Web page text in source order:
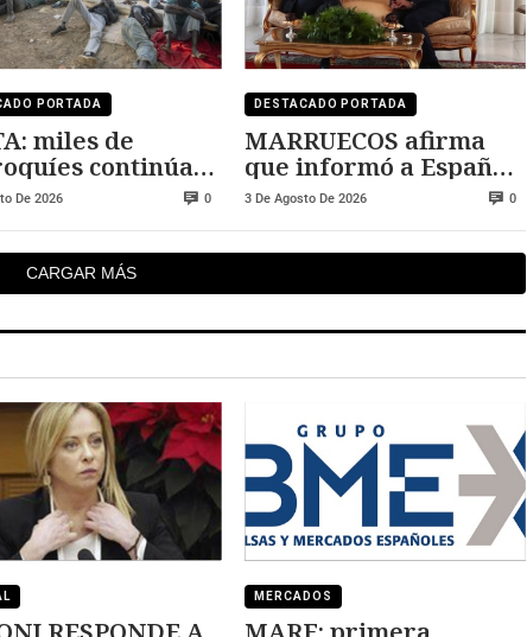
PORTADA
miles de
continúan
De 2026 0
DESTACADO PORTADA
MARRUECOS afirma
que informó a España
de la crisis
3 De Agosto De 2026 0
CARGAR MÁS
MERCADOS